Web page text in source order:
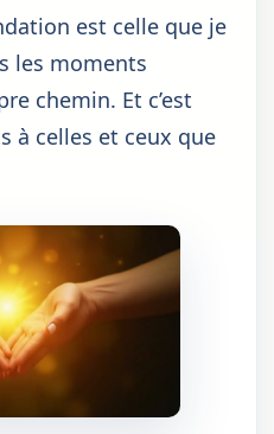
est celle que je
les moments
chemin. Et c’est
à celles et ceux que